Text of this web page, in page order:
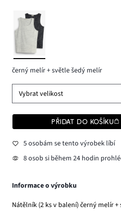
černý melír + světle šedý melír
Vybrat velikost
PŘIDAT DO KOŠÍKU
5 osobám se tento výrobek líbí
8 osob si během 24 hodin
Informace o výrobku
Nátělník (2 ks v balení) černý melír